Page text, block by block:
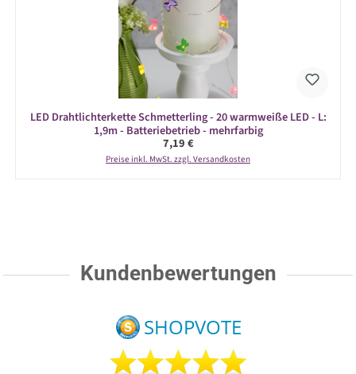
LED Drahtlichterkette Schmetterling - 20 warmweiße LED - L:
1,9m - Batteriebetrieb - mehrfarbig
Regulärer Preis:
7,19 €
Preise inkl. MwSt. zzgl. Versandkosten
Kundenbewertungen